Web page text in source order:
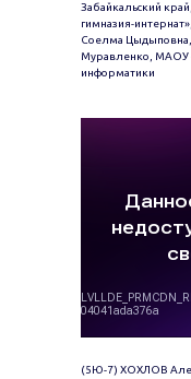
Забайкальский
гимназия-
Соелма Цыдыповна,
Муравленко, МАОУ
информатики
(5Ю-7) ХОХЛОВ